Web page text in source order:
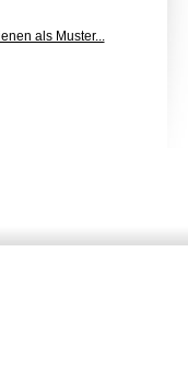
als Muster...